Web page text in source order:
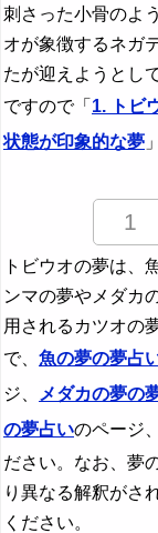
刺さった小骨のよ
オが象徴するネガ
たが迎えようとし
ですので「 1. トビ
状態が印象的な夢
1
トビウオの夢は、
ンマの夢やメダカ
用されるカツオの
で、 魚の夢の夢占
ジ、
メダカの夢の
の夢占いのページ、
ださい。なお、夢
り異なる解釈がさ
ください。